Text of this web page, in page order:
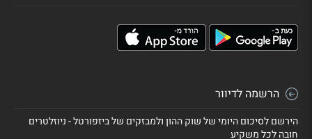
הרשמה לדיוור
הירשם לסיכום היומי של שוק ההון ולמבזקים של ביזפורטל - ניוזלטרים
חובה לכל משקיע